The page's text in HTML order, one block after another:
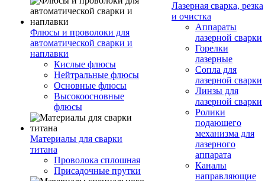
Флюсы и проволоки для
автоматической сварки и
наплавки
Кислые флюсы
Нейтральные флюсы
Основные флюсы
Высокоосновные
флюсы
Материалы для сварки
титана
Проволока сплошная
Присадочные прутки
Лазерная сварка, резка
и очистка
Аппараты
лазерной сварки
Горелки
лазерные
Сопла для
лазерной сварки
Линзы для
лазерной сварки
Ролики
подающего
механизма для
лазерного
аппарата
Каналы
направляющие